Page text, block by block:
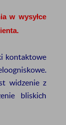
w wysyłce
kontaktowe
widzenie z
bliskich
zakupy